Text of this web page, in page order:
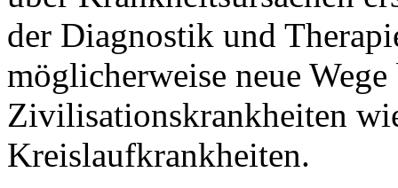
der Diagnostik und
möglicherweise neue
Zivilisationskrankheiten
Kreislaufkrankheiten.